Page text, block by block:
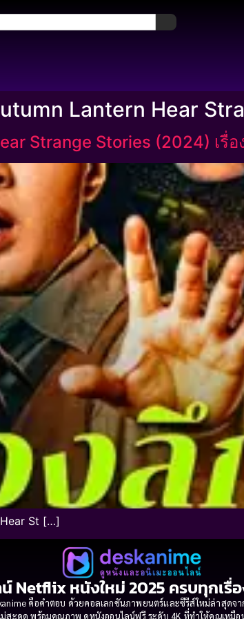
Lantern Hear
Strange Stories (2024) เ
St […]
Netflix หนังใหม่ 2025 ครบทุกเรื่
คือคำตอบ ด้วยคอลเลกชันภาพยนตร์และซีรีส์ใหม่ล่าสุดจ
ะดุด พร้อมคุณภาพ ดูหนังออนไลน์ฟรี ระดับ 4K ที่ทำให้คุณเหมือ